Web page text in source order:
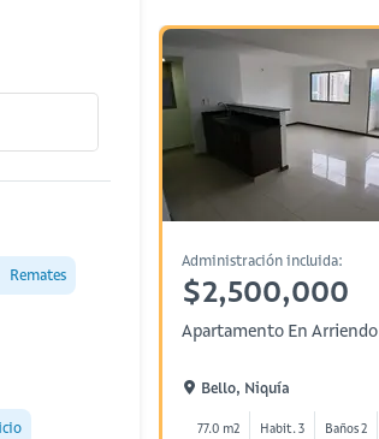
Remates
Administración incluida:
$2,500,000
Apartamento En Arriendo
Bello, Niquía
77.0 m2 Habit. 3 Baños 2